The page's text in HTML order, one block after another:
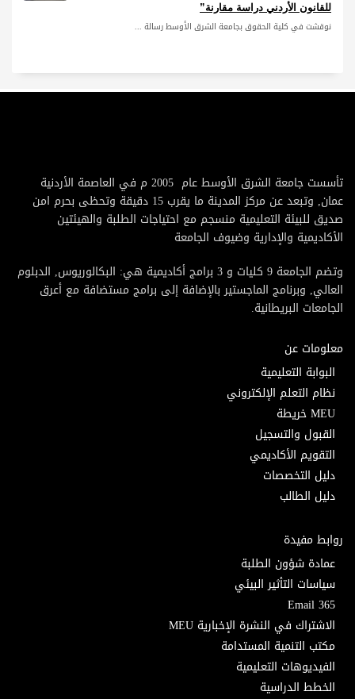
للقانون الأردني دراسة مقارنة”
نوقشت في كلية الحقوق بجامعة الشرق الأوسط رسالة ...
تأسست جامعة الشرق الأوسط عام 2005 م في العاصمة الأردنية
عمان, وتبعد عن مركز المدينة ما يقرب 15 دقيقة وتحظى بحرم امن
صديق للبيئة التعليمية منسجم مع احتياجات الطلبة والهيئتين
الأكاديمية والإدارية وضيوف الجامعة
وتضم الجامعة 9 كليات و 3 برامج أكاديمية هي: البكالوريوس, الدبلوم
العالي, وبرنامج الماجستير بالإضافة إلى برامج مستضافة مع أعرق
الجامعات البريطانية.
معلومات عن
البوابة التعليمية
نظام التعلم الإلكتروني
MEU خريطة
القبول والتسجيل
التقويم الأكاديمي
دليل التخصصات
دليل الطالب
روابط مفيدة
عمادة شؤون الطلبة
سياسات التأثير البيئي
Email 365
الاشتراك في النشرة الإخبارية MEU
مكتب التنمية المستدامة
الفيديوهات التعليمية
الخطط الدراسية